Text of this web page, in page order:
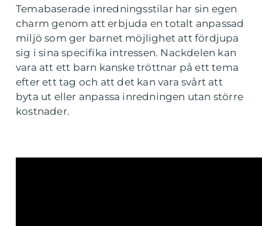
Temabaserade inredningsstilar har sin egen
charm genom att erbjuda en totalt anpassad
miljö som ger barnet möjlighet att fördjupa
sig i sina specifika intressen. Nackdelen kan
vara att ett barn kanske tröttnar på ett tema
efter ett tag och att det kan vara svårt att
byta ut eller anpassa inredningen utan större
kostnader.